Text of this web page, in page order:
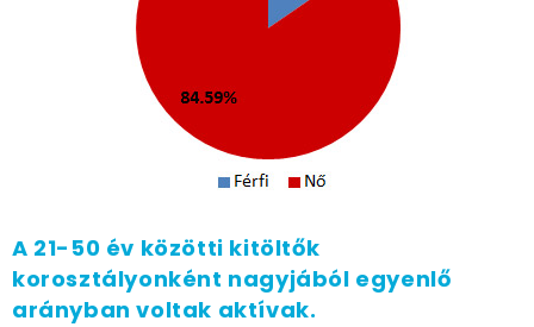
A 21-50 év közötti kitöltők
korosztályonként nagyjából egyenlő
arányban voltak aktívak.